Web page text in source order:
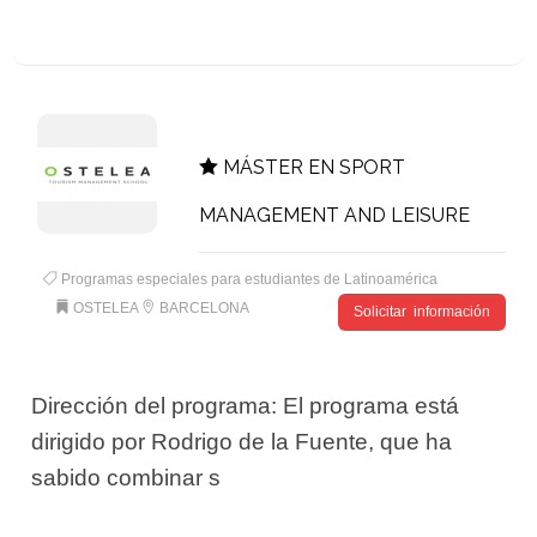
MÁSTER EN SPORT
MANAGEMENT AND LEISURE
Programas especiales para estudiantes de Latinoamérica
OSTELEA
BARCELONA Solicitar información
Dirección del programa: El programa está
dirigido por Rodrigo de la Fuente, que ha
sabido combinar s